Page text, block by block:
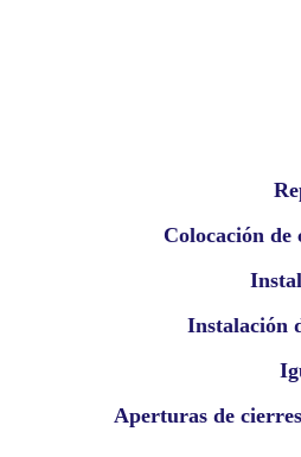
Colocación
Instalación
Aperturas de